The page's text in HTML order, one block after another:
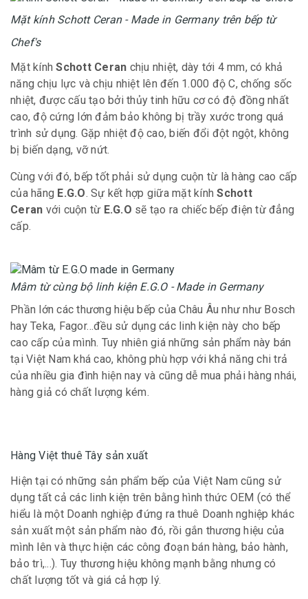
Mặt kính Schott Ceran - Made in Germany trên bếp từ
Chef's
Mặt kínhSchott Ceran chịu nhiệt, dày tới 4 mm, có khả
năng chịu lực và chịu nhiệt lên đến 1.000 độ C, chống sốc
nhiệt, được cấu tạo bởi thủy tinh hữu cơ có độ đồng nhất
cao, độ cứng lớn đảm bảo không bị trầy xước trong quá
trình sử dụng. Gặp nhiệt độ cao, biến đổi đột ngột, không
bị biến dạng, vỡ nứt.
Cùng với đó, bếp tốt phải sử dụng cuộn từ là hàng cao cấp
của hãng E.G.O. Sự kết hợp giữa mặt kínhSchott
Ceran với cuộn từ E.G.O sẽ tạo ra chiếc bếp điện từ đẳng
cấp.
Mâm từ cùng bộ linh kiện E.G.O - Made in Germany
Phần lớn các thương hiệu bếp của Châu Âu như như Bosch
hay Teka, Fagor…đều sử dụng các linh kiện này cho bếp
cao cấp của mình. Tuy nhiên giá những sản phẩm này bán
tại Việt Nam khá cao, không phù hợp với khả năng chi trả
của nhiều gia đình hiện nay và cũng dễ mua phải hàng nhái,
hàng giả có chất lượng kém.
Hàng Việt thuê Tây sản xuất
Hiện tại có những sản phẩm bếp của Việt Nam cũng sử
dụng tất cả các linh kiện trên bằng hình thức OEM (có thể
hiểu là một Doanh nghiệp đứng ra thuê Doanh nghiệp khác
sản xuất một sản phẩm nào đó, rồi gắn thương hiệu của
mình lên và thực hiện các công đoạn bán hàng, bảo hành,
bảo trì,...). Tuy thương hiệu không mạnh bằng nhưng có
chất lượng tốt và giá cả hợp lý.